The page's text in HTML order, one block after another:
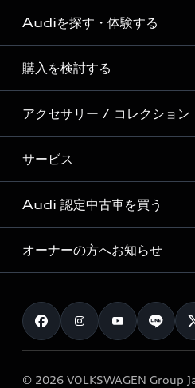
Audi ブランド
Story of Progress
Audi Sport
Formula 1®
デジタルサービス
Audiを探す・体験する
ディーラー検索
新車在庫検索
試乗車・展示車検索
見積り依頼
試乗予約
購入を検討する
モデル一覧
特別仕様モデル / 限定モデル
e-tronラインアップ
価格シミュレーション
車両比較
カタログ一覧
アクセサリー / コレクション
純正アクセサリー
オンラインショップ
Audi collection
アウディナビアプリ
サービス
サービス入庫予約
サービスプログラム
メンテナンス
車検 / 定期点検
e-tronアフターサポート
Audi 認定中古車を買う
Audi認定中古車
クオリティ
保証
メンテナンス
オーナーの方へお知らせ
お知らせ
オーナー様向けキャンペーン
© 2026 VOLKSWAGEN Group